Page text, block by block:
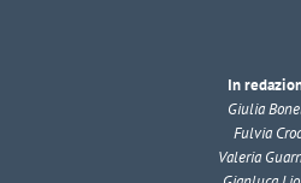
In
Giulia
Fulvia
Valeria